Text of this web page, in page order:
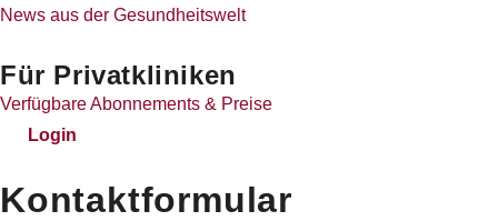
News aus der Gesundheitswelt
Für Privatkliniken
Verfügbare Abonnements & Preise
Login
Kontaktformular